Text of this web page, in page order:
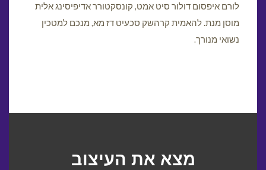
לורם איפסום דולור סיט אמט, קונסקטורר אדיפיסינג אלית
מוסן מנת. להאמית קרהשק סכעיט דז מא, מנכם למטכין
נשואי מנורך.
מצא את העיצוב